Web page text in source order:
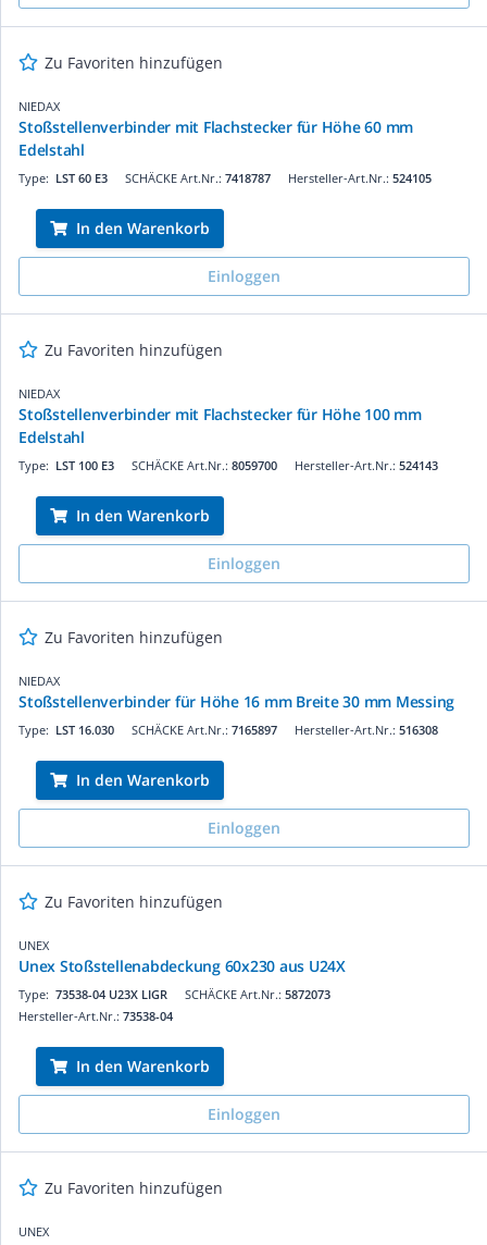
Zu Favoriten hinzufügen
NIEDAX
Stoßstellenverbinder mit Flachstecker für Höhe 60 mm
Edelstahl
SCHÄCKE Art.Nr.: 7418787
Type: LST 60 E3 Hersteller-Art.Nr.: 524105
In den Warenkorb
Einloggen
Zu Favoriten hinzufügen
NIEDAX
Stoßstellenverbinder mit Flachstecker für Höhe 100 mm
Edelstahl
SCHÄCKE Art.Nr.: 8059700
Type: LST 100 E3 Hersteller-Art.Nr.: 524143
In den Warenkorb
Einloggen
Zu Favoriten hinzufügen
NIEDAX
Stoßstellenverbinder für Höhe 16 mm Breite 30 mm Messing
SCHÄCKE Art.Nr.: 7165897
Type: LST 16.030 Hersteller-Art.Nr.: 516308
In den Warenkorb
Einloggen
Zu Favoriten hinzufügen
UNEX
Unex Stoßstellenabdeckung 60x230 aus U24X
SCHÄCKE Art.Nr.: 5872073
Type: 73538-04 U23X LIGR
Hersteller-Art.Nr.: 73538-04
In den Warenkorb
Einloggen
Zu Favoriten hinzufügen
UNEX